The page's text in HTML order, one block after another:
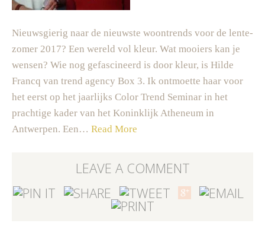
Nieuwsgierig naar de nieuwste woontrends voor de lente-
zomer 2017? Een wereld vol kleur. Wat mooiers kan je
wensen? Wie nog gefascineerd is door kleur, is Hilde
Francq van trend agency Box 3. Ik ontmoette haar voor
het eerst op het jaarlijks Color Trend Seminar in het
prachtige kader van het Koninklijk Atheneum in
Antwerpen. Een… Read More
LEAVE A COMMENT